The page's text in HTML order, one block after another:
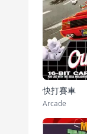
快打賽車
Arcade